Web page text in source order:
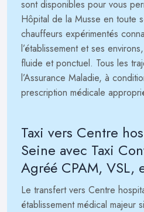
sont disponibles pour vous
Hôpital de la Musse en toute
chauffeurs expérimentés
l’établissement et ses
fluide et ponctuel. Tous les
l’Assurance Maladie, à
prescription médicale
Taxi vers Centre
Seine avec Taxi
Agréé CPAM, VSL,
Le transfert vers Centre
établissement médical majeur